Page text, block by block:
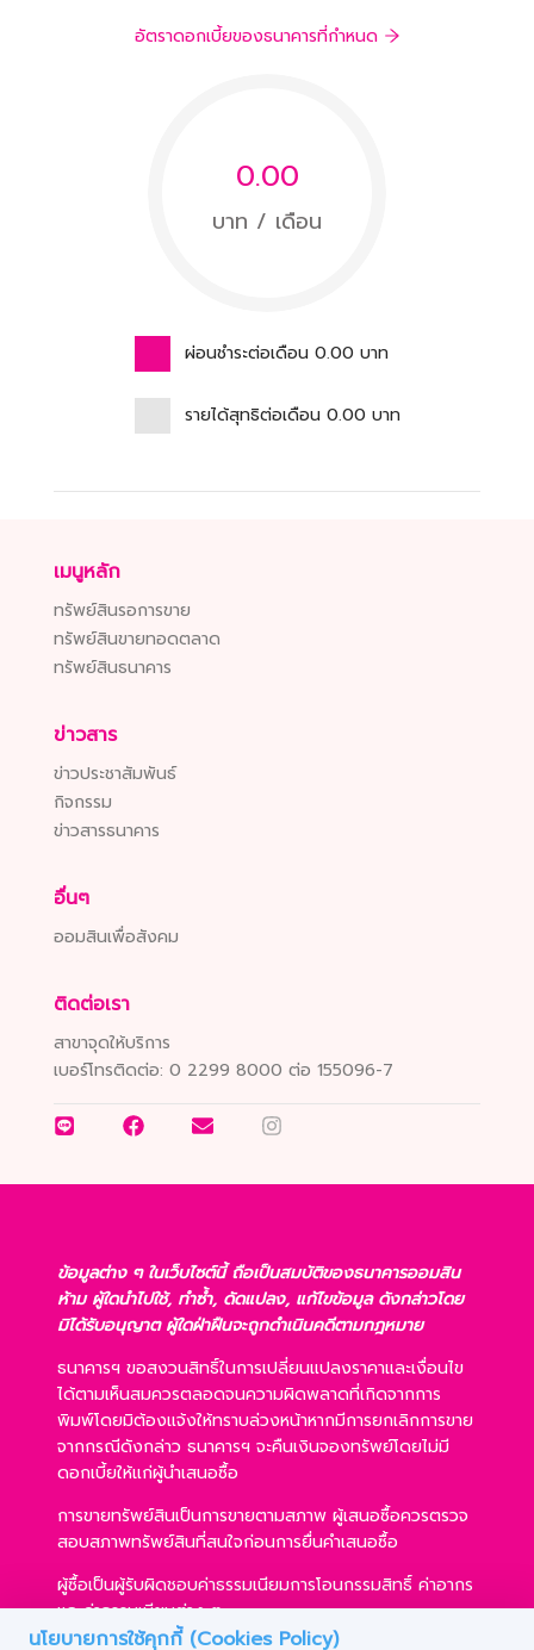
นโยบายการใช้คุกกี้ (Cookies Policy)
อัตราดอกเบี้ยของธนาคารที่กำหนด
0.00
บาท / เดือน
ผ่อนชำระต่อเดือน 0.00 บาท
รายได้สุทธิต่อเดือน 0.00 บาท
เมนูหลัก
ทรัพย์สินรอการขาย
ทรัพย์สินขายทอดตลาด
ทรัพย์สินธนาคาร
ข่าวสาร
ข่าวประชาสัมพันธ์
กิจกรรม
ข่าวสารธนาคาร
อื่นๆ
ออมสินเพื่อสังคม
ติดต่อเรา
สาขาจุดให้บริการ
เบอร์โทรติดต่อ: 0 2299 8000 ต่อ 155096-7
ข้อมูลต่าง ๆ ในเว็บไซต์นี้ ถือเป็นสมบัติของธนาคารออมสิน
ห้าม ผู้ใดนำไปใช้, ทำซ้ำ, ดัดแปลง, แก้ไขข้อมูล ดังกล่าวโดย
มิได้รับอนุญาต ผู้ใดฝ่าฝืนจะถูกดำเนินคดีตามกฎหมาย
ธนาคารฯ ขอสงวนสิทธิ์ในการเปลี่ยนแปลงราคาและเงื่อนไข
ได้ตามเห็นสมควรตลอดจนความผิดพลาดที่เกิดจากการ
พิมพ์โดยมิต้องแจ้งให้ทราบล่วงหน้าหากมีการยกเลิกการขาย
จากกรณีดังกล่าว ธนาคารฯ จะคืนเงินจองทรัพย์โดยไม่มี
ดอกเบี้ยให้แก่ผู้นำเสนอซื้อ
การขายทรัพย์สินเป็นการขายตามสภาพ ผู้เสนอซื้อควรตรวจ
สอบสภาพทรัพย์สินที่สนใจก่อนการยื่นคำเสนอซื้อ
ผู้ซื้อเป็นผู้รับผิดชอบค่าธรรมเนียมการโอนกรรมสิทธิ์ ค่าอากร
และค่าธรรมเนียมต่าง ๆ